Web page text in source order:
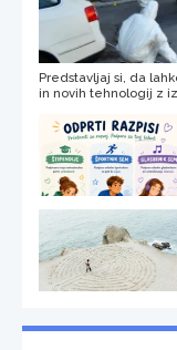
Predstavljaj si, da
in novih tehnologij z